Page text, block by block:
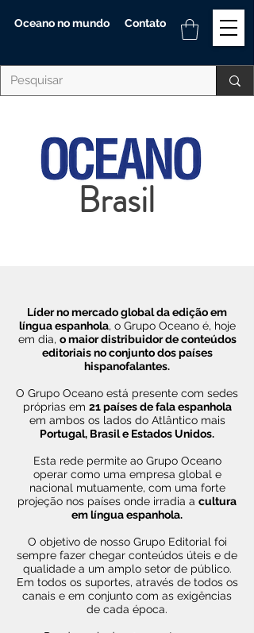
Oceano no mundo Contato
Brasil
Líder no mercado global da edição em
língua espanhola, o Grupo Oceano é, hoje
em dia, o maior distribuidor de conteúdos
editoriais no conjunto dos países
hispanofalantes.
O Grupo Oceano está presente com sedes
próprias em 21 países de fala espanhola
em ambos os lados do Atlântico mais
Portugal, Brasil e Estados Unidos.
Esta rede permite ao Grupo Oceano
operar como uma empresa global e
nacional mutuamente, com uma forte
projeção nos países onde irradia a cultura
em língua espanhola.
O objetivo de nosso Grupo Editorial foi
sempre fazer chegar conteúdos úteis e de
qualidade a um amplo setor de público.
Em todos os suportes, através de todos os
canais e em conjunto com as exigências
de cada época.